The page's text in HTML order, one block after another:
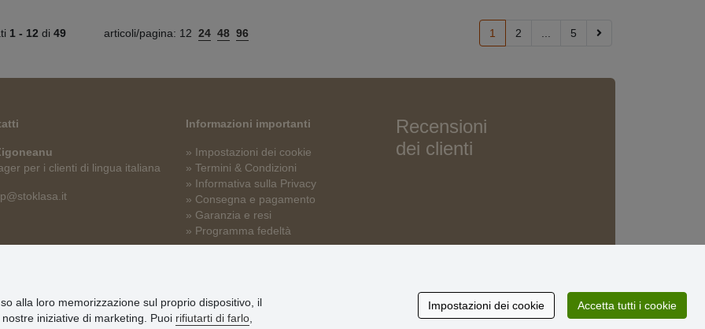
1 - 12 di 49 articoli/pagina: 12 24 48 96 1 2 5
per i clienti di lingua italiana
Informazioni importanti
» Impostazioni dei cookie
» Termini & Condizioni
» Informativa sulla Privacy
» Consegna e pagamento
» Garanzia e resi
» Programma fedeltà
Recensioni
dei clienti
alla loro memorizzazione sul proprio dispositivo, il
iniziative di marketing. Puoi rifiutarti di farlo
Impostazioni dei cookie Accetta tutti i cookie